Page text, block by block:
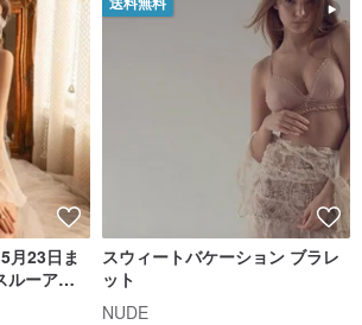
月23日ま
ルーアイ
スウィートバケーション ブラレ
ット
NUDE